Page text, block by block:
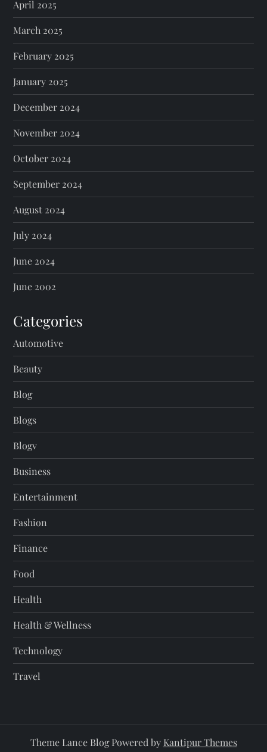
April 2025
March 2025
February 2025
January 2025
December 2024
November 2024
October 2024
September 2024
August 2024
July 2024
June 2024
June 2002
Categories
Automotive
Beauty
Blog
Blogs
Blogv
Business
Entertainment
Fashion
Finance
Food
Health
Health & Wellness
Technology
Travel
Theme Lance Blog Powered by Kantipur Themes